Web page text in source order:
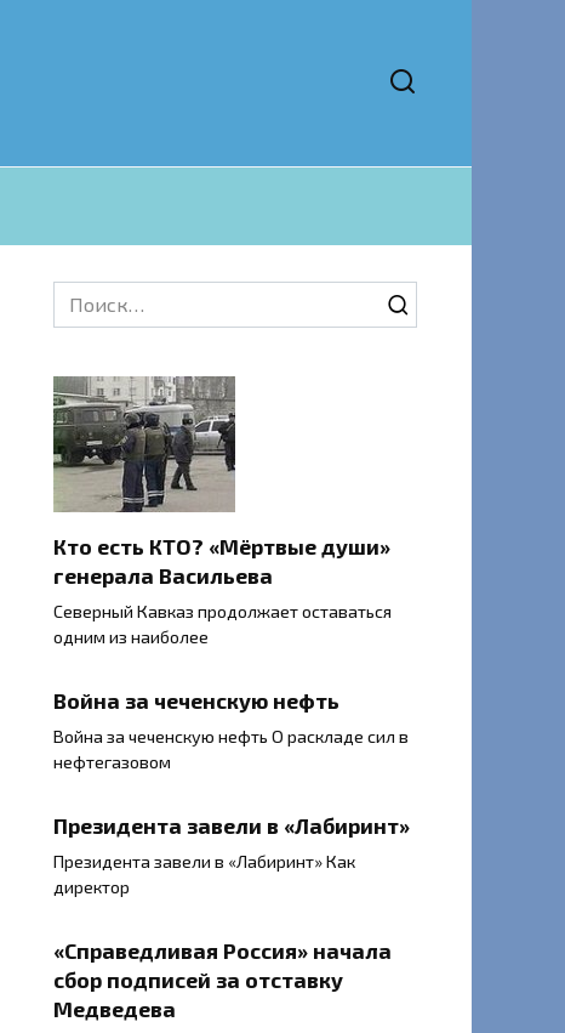
Search
for:
Кто есть КТО? «Мёртвые души»
генерала Васильева
Северный Кавказ продолжает оставаться
одним из наиболее
Война за чеченскую нефть
Война за чеченскую нефть О раскладе сил в
нефтегазовом
Президента завели в «Лабиринт»
Президента завели в «Лабиринт» Как
директор
«Справедливая Россия» начала
сбор подписей за отставку
Медведева